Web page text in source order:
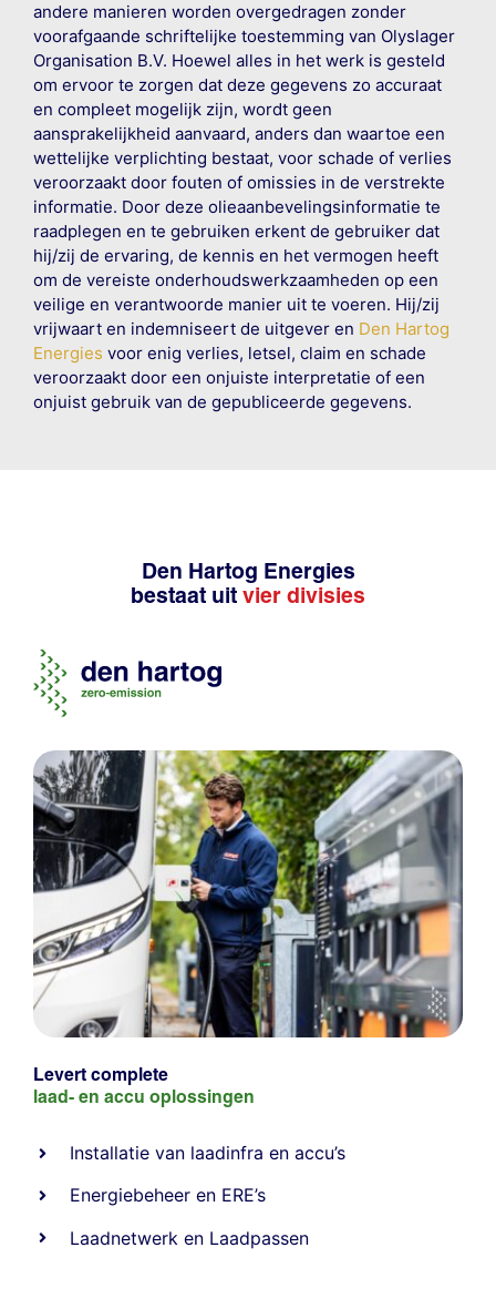
andere manieren worden overgedragen zonder
voorafgaande schriftelijke toestemming van Olyslager
Organisation B.V. Hoewel alles in het werk is gesteld
om ervoor te zorgen dat deze gegevens zo accuraat
en compleet mogelijk zijn, wordt geen
aansprakelijkheid aanvaard, anders dan waartoe een
wettelijke verplichting bestaat, voor schade of verlies
veroorzaakt door fouten of omissies in de verstrekte
informatie. Door deze olieaanbevelingsinformatie te
raadplegen en te gebruiken erkent de gebruiker dat
hij/zij de ervaring, de kennis en het vermogen heeft
om de vereiste onderhoudswerkzaamheden op een
veilige en verantwoorde manier uit te voeren. Hij/zij
vrijwaart en indemniseert de uitgever en Den Hartog
Energies voor enig verlies, letsel, claim en schade
veroorzaakt door een onjuiste interpretatie of een
onjuist gebruik van de gepubliceerde gegevens.
Den Hartog Energies
bestaat uit vier divisies
Levert complete
laad- en accu oplossingen
Installatie van laadinfra en accu’s
Energiebeheer en ERE’s
Laadnetwerk en Laadpassen